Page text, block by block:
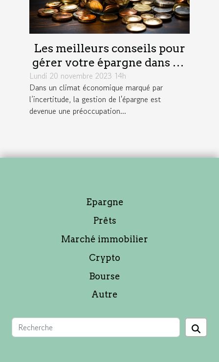
Les meilleurs conseils pour
gérer votre épargne dans un
environnement économique
incertain
Lundi 20 novembre 2023 14h
Dans un climat économique marqué par
l’incertitude, la gestion de l'épargne est
devenue une préoccupation...
Epargne
Prêts
Marché immobilier
Crypto
Bourse
Autre